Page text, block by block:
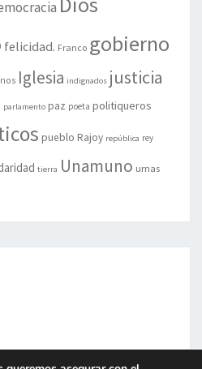
felicidad. Franco gobierno
Iglesia indignados justicia
parlamento paz poeta politiqueros
pueblo Rajoy república rey
tierra Unamuno urnas